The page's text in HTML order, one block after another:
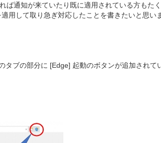
ば通知が来ていたり既に適用されている方もた
用して取り急ぎ対応したことを書きたいと思い
タブの部分に [Edge] 起動のボタンが追加されて